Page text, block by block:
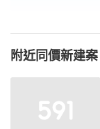
附近同價新建案